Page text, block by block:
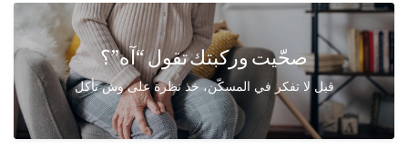
صحّيت وركبتك تقول “آه”؟
قبل لا تفكر في المسكّن، خذ نظرة على وش تأكل